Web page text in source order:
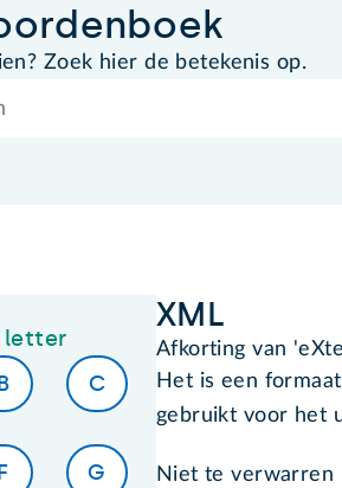
Zoek hier de betekenis op.
letter
C
G
XML
Afkorting van
Het is een
gebruikt voor het
Niet te verwarren